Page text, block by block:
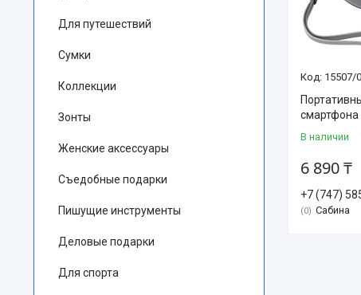
15507/
смартфона
В наличии
6 890 ₸
+7 (747)
0 Сабина
Для путешествий
Сумки
Коллекции
Зонты
Женские аксессуары
Съедобные подарки
Пишущие инструменты
Деловые подарки
Для спорта